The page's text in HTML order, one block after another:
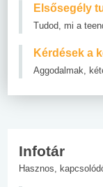
Elsősegély
Tudod, mi a
Kérdések a
Aggodalmak,
Infotár
Hasznos,